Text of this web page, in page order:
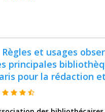
Règles et usages
principales
pour la rédaction
des